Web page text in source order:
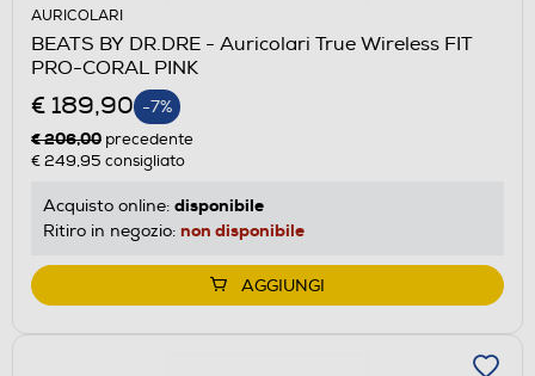
AURICOLARI
BEATS BY DR.DRE - Auricolari True Wireless FIT
PRO-CORAL PINK
€ 189,90 -7%
€ 206,00 precedente
€ 249,95 consigliato
Acquisto online: disponibile
Ritiro in negozio: non disponibile
AGGIUNGI